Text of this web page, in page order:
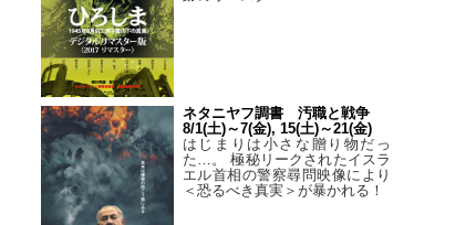
ネタニヤフ調書 汚職と戦争
8/1(土)～7(金), 15(土)～21(金)
はじまりは小さな贈り物だっ
た…。 極秘リークされたイスラ
エル首相の警察尋問映像により
＜恐るべき真実＞が暴かれる！